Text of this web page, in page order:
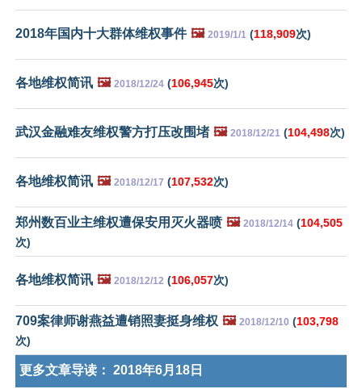
2018年国内十大群体维权事件 🖼️ 2019/1/1 (118,909次)
各地维权简讯 🖼️ 2018/12/24 (106,945次)
武汉金融难友维权警方打压改围堵 🖼️ 2018/12/21 (104,498次)
各地维权简讯 🖼️ 2018/12/17 (107,532次)
郑州数百业主维权遭保安用灭火器喷 🖼️ 2018/12/14 (104,505
次)
各地维权简讯 🖼️ 2018/12/12 (106,057次)
709案律师谢燕益遭销照妻挺身维权 🖼️ 2018/12/10 (103,798
次)
更多文章导读： 2018年6月18日